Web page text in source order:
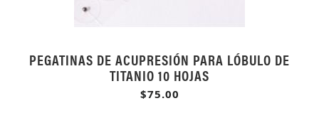
PEGATINAS DE ACUPRESIÓN PARA LÓBULO DE
TITANIO 10 HOJAS
$75.00